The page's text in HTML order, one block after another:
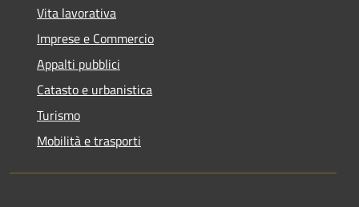
Vita lavorativa
Imprese e Commercio
Appalti pubblici
Catasto e urbanistica
Turismo
Mobilità e trasporti